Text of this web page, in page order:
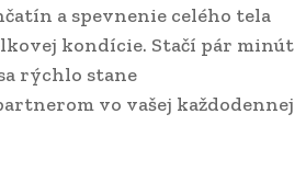
a spevnenie celého tela
kondície. Stačí pár minút
rýchlo stane
vo vašej každodennej